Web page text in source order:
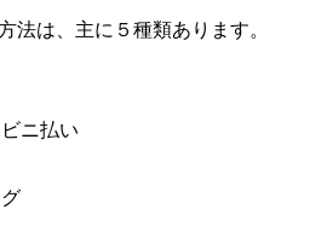
法は、主に５種類あります。
ニ払い